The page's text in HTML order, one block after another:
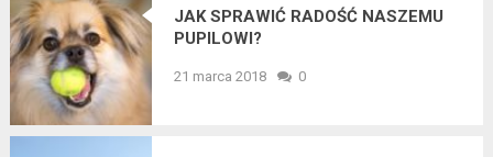
JAK SPRAWIĆ RADOŚĆ NASZEMU
PUPILOWI?
21 marca 2018 0